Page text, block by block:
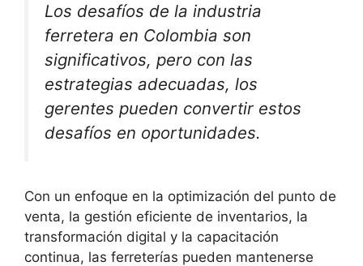
Los desafíos de la industria
ferretera en Colombia son
significativos, pero con las
estrategias adecuadas, los
gerentes pueden convertir estos
desafíos en oportunidades.
Con un enfoque en la optimización del punto de
venta, la gestión eficiente de inventarios, la
transformación digital y la capacitación
continua, las ferreterías pueden mantenerse